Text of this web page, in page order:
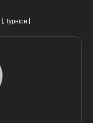
,Турніри